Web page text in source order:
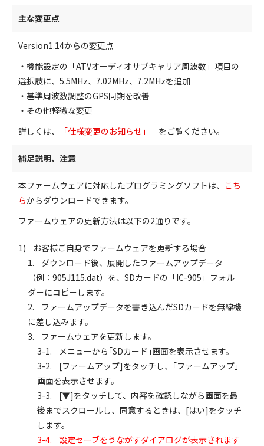
主な変更点
Version1.14からの変更点
・機能設定の「ATVオーディオサブキャリア周波数」項目の
選択肢に、5.5MHz、7.02MHz、7.2MHzを追加
・基準周波数調整のGPS同期を改善
・その他軽微な変更
詳しくは、
「仕様変更のお知らせ」 をご覧ください。
補足説明、注意
本ファームウェアに対応したプログラミングソフトは、 こち
らからダウンロードできます。
ファームウェアの更新方法は以下の2通りです。
1) お客様ご自身でファームウェアを更新する場合
1. ダウンロード後、展開したファームアップデータ
（例：905J115.dat）を、SDカードの「IC-905」フォル
ダーにコピーします。
2. ファームアップデータを書き込んだSDカードを無線機
に差し込みます。
3. ファームウェアを更新します。
3-1. メニューから｢SDカード｣画面を表示させます。
3-2. [ファームアップ]をタッチし、｢ファームアップ｣
画面を表示させます。
3-3. [▼]をタッチして、内容を確認しながら画面を最
後までスクロールし、同意するときは、[はい]をタッチ
します。
3-4. 設定セーブをうながすダイアログが表示されます